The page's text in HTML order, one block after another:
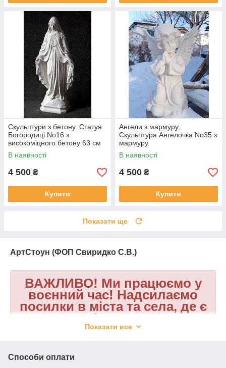
Скульптури з бетону. Статуя
Богородиці No16 з
високоміцного бетону 63 см
В наявності
4 500 ₴
Купити
Ангели з мармуру.
Скульптура Ангелочка No35 з
мармуру
В наявності
4 500 ₴
Купити
Показати ще
АртСтоун (ФОП Свиридко С.В.)
ВАЖЛИВО! Ми працюємо у
воєнний час! Надсилаємо
посилки в міста та села, де є
можливість отримати
посилку Новою поштою!
Наша компанія працює на ринку України
Показати все
Способи оплати